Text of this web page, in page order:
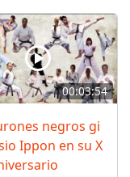
00:03:54
negros gi
Ippon en su X